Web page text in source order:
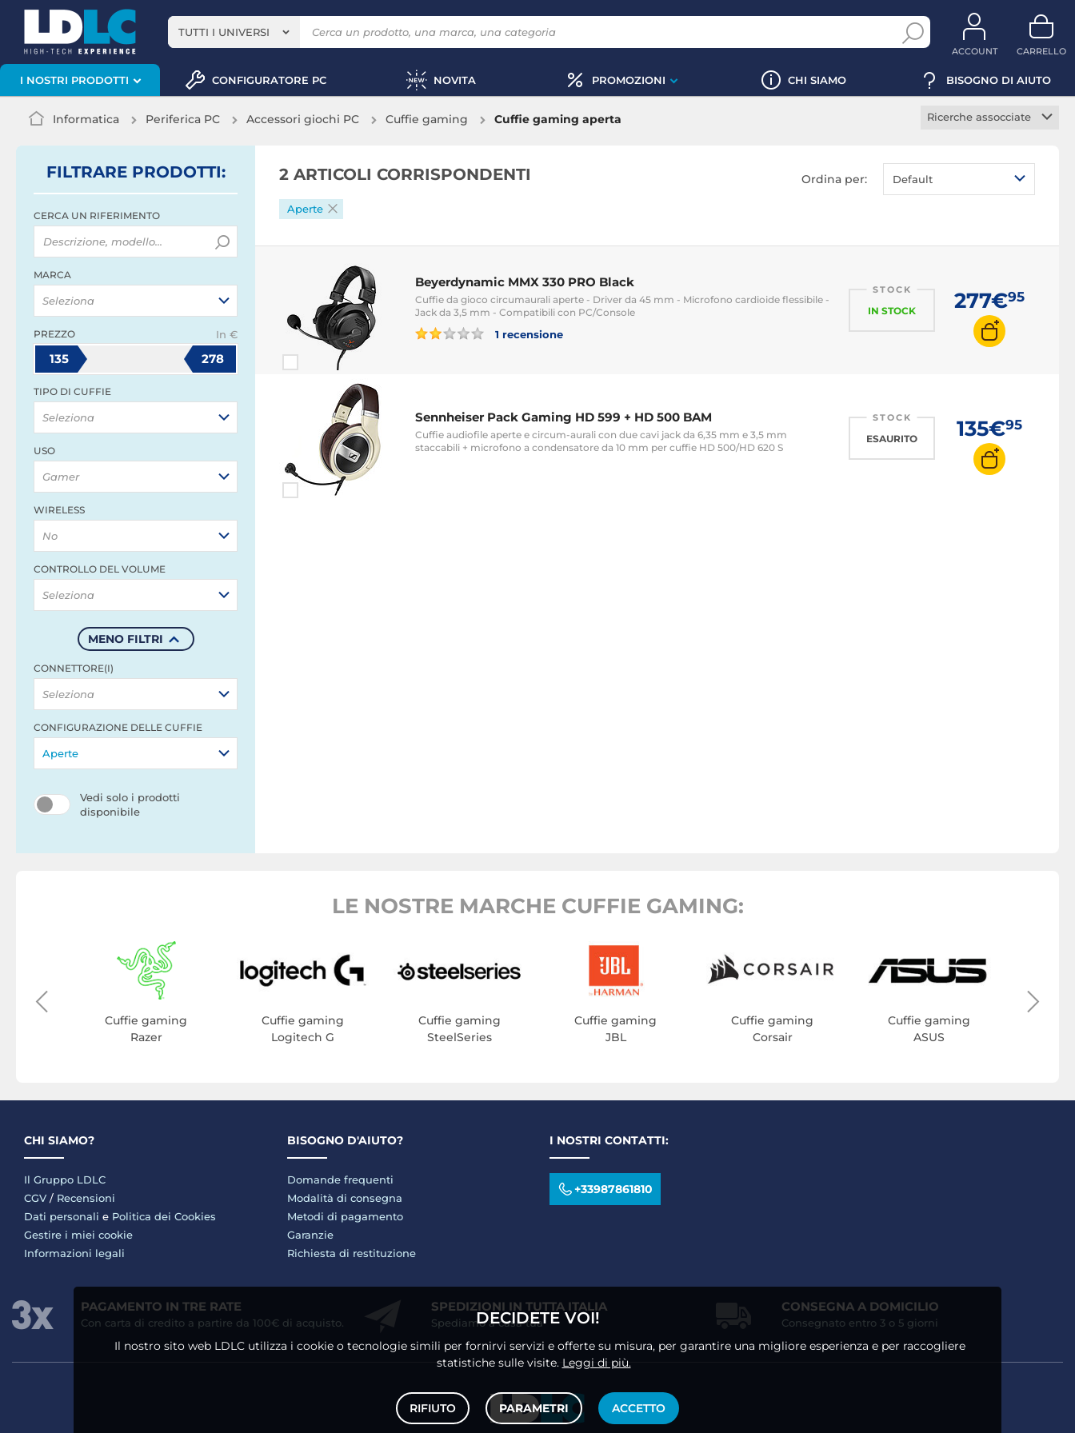
TUTTI I UNIVERSI
ACCOUNT CARRELLO
I NOSTRI PRODOTTI CONFIGURATORE PC NOVITA PROMOZIONI CHI SIAMO BISOGNO DI AIUTO
Informatica Periferica PC Accessori giochi PC Cuffie gaming Cuffie gaming aperta
Ricerche assocciate
Cuffie gaming aperte
Cuffie gaming chiuse
Cuffie gaming LED
Cuffie gaming
microfono staccabile
FILTRARE PRODOTTI:
CERCA UN RIFERIMENTO
MARCA
Seleziona
PREZZO In €
135 278
TIPO DI CUFFIE
Seleziona
USO
Gamer
WIRELESS
No
CONTROLLO DEL VOLUME
Seleziona
MENO FILTRI
CONNETTORE(I)
Seleziona
CONFIGURAZIONE DELLE CUFFIE
Aperte
Vedi solo i prodotti
disponibile
2 ARTICOLI CORRISPONDENTI Ordina per: Default
Aperte
Beyerdynamic MMX 330 PRO Black
Cuffie da gioco circumaurali aperte - Driver da 45 mm - Microfono cardioide flessibile -
Jack da 3,5 mm - Compatibili con PC/Console
1 recensione
STOCK
IN STOCK 277€95
Sennheiser Pack Gaming HD 599 + HD 500 BAM
Cuffie audiofile aperte e circum-aurali con due cavi jack da 6,35 mm e 3,5 mm
staccabili + microfono a condensatore da 10 mm per cuffie HD 500/HD 620 S
STOCK
ESAURITO 135€95
LE NOSTRE MARCHE CUFFIE GAMING:
Cuffie gaming
Razer
Cuffie gaming
Logitech G
Cuffie gaming
SteelSeries
Cuffie gaming
JBL
Cuffie gaming
Corsair
Cuffie gaming
ASUS
CHI SIAMO?
Il Gruppo LDLC
CGV / Recensioni
Dati personali e Politica dei Cookies
Gestire i miei cookie
Informazioni legali
BISOGNO D'AIUTO?
Domande frequenti
Modalità di consegna
Metodi di pagamento
Garanzie
Richiesta di restituzione
I NOSTRI CONTATTI:
+33987861810
PAGAMENTO IN TRE RATE
Con carta di credito a partire da 100€ di acquisto.
SPEDIZIONI IN TUTTA ITALIA
Spediamo a casa tua
CONSEGNA A DOMICILIO
Consegnato entro 3 o 5 giorni
DECIDETE VOI!
Il nostro sito web LDLC utilizza i cookie o tecnologie simili per fornirvi servizi e offerte su misura, per garantire una migliore esperienza e per raccogliere
statistiche sulle visite. Leggi di più.
RIFIUTO PARAMETRI ACCETTO